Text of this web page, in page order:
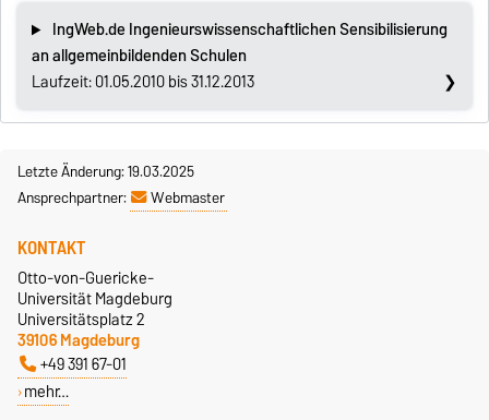
IngWeb.de Ingenieurswissenschaftlichen Sensibilisierung
an allgemeinbildenden Schulen
Laufzeit: 01.05.2010 bis 31.12.2013
Letzte Änderung: 19.03.2025
Ansprechpartner:
Webmaster
KONTAKT
Otto-von-Guericke-
Universität Magdeburg
Universitätsplatz 2
39106 Magdeburg
+49 391 67-01
mehr…